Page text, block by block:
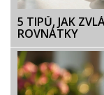
5 TIPŮ, JAK
ROVNÁTKY